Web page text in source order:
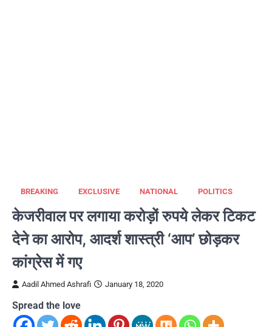
BREAKING EXCLUSIVE NATIONAL POLITICS
केजरीवाल पर लगाया करोड़ों रुपये लेकर टिकट
देने का आरोप, आदर्श शास्त्री ‘आप’ छोड़कर
कांग्रेस में गए
Aadil Ahmed Ashrafi January 18, 2020
Spread the love